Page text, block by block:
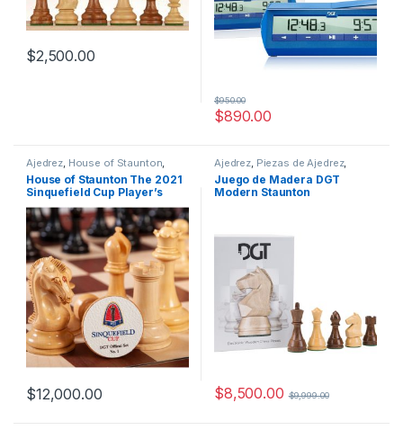
$2,500.00
$890.00
$950.00
Ajedrez House of Staunton
Piezas de Ajedrez Madera
House of Staunton The 2021
Sinquefield Cup Player’s
Edition Chess Pieces con
Caja
$12,000.00
Ajedrez Piezas de Ajedrez,
Piezas de Ajedrez Madera
Juego de Madera DGT
Modern Staunton
$8,500.00 $9,999.00